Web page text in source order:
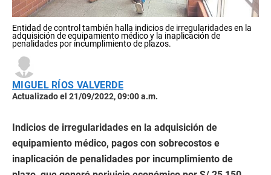
Entidad de control también halla indicios de irregularidades en la
adquisición de equipamiento médico y la inaplicación de
penalidades por incumplimiento de plazos.
MIGUEL RÍOS VALVERDE
Actualizado el 21/09/2022, 09:00 a.m.
Indicios de irregularidades en la adquisición de
equipamiento médico, pagos con sobrecostos e
inaplicación de penalidades por incumplimiento de